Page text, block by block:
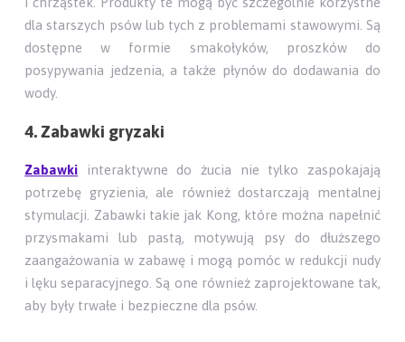
dla starszych psów lub tych z problemami stawowymi. Są
dostępne w formie smakołyków, proszków do
posypywania jedzenia, a także płynów do dodawania do
wody.
4. Zabawki gryzaki
Zabawki interaktywne do żucia nie tylko zaspokajają
potrzebę gryzienia, ale również dostarczają mentalnej
stymulacji. Zabawki takie jak Kong, które można napełnić
przysmakami lub pastą, motywują psy do dłuższego
zaangażowania w zabawę i mogą pomóc w redukcji nudy
i lęku separacyjnego. Są one również zaprojektowane tak,
aby były trwałe i bezpieczne dla psów.